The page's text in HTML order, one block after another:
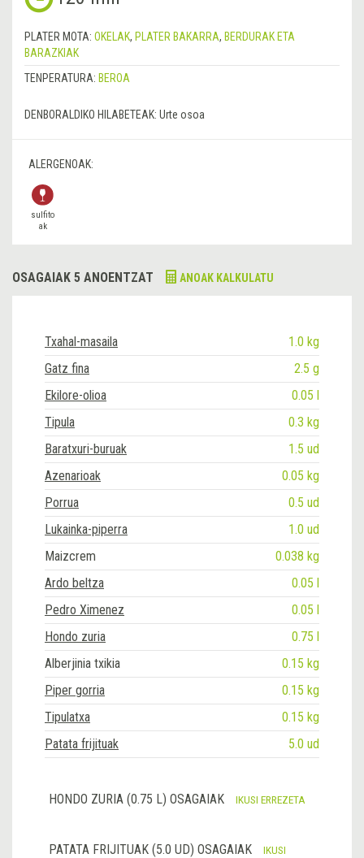
PLATER MOTA: OKELAK, PLATER BAKARRA, BERDURAK ETA
BARAZKIAK
TENPERATURA: BEROA
DENBORALDIKO HILABETEAK: Urte osoa
ALERGENOAK:
sulfito
ak
OSAGAIAK 5 ANOENTZAT ANOAK KALKULATU
Txahal-masaila
1.0 kg
Gatz fina
2.5 g
Ekilore-olioa
0.05 l
Tipula
0.3 kg
Baratxuri-buruak
1.5 ud
Azenarioak
0.05 kg
Porrua
0.5 ud
Lukainka-piperra
1.0 ud
Maizcrem
0.038 kg
Ardo beltza
0.05 l
Pedro Ximenez
0.05 l
Hondo zuria
0.75 l
Alberjinia txikia
0.15 kg
Piper gorria
0.15 kg
Tipulatxa
0.15 kg
Patata frijituak
5.0 ud
HONDO ZURIA (0.75 L) OSAGAIAK IKUSI ERREZETA
PATATA FRIJITUAK (5.0 UD) OSAGAIAK
IKUSI